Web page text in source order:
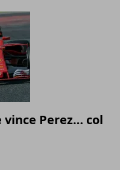
vince Perez… col